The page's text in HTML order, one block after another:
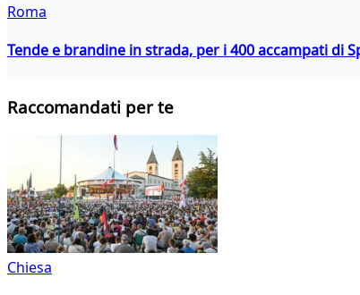
Roma
Tende e brandine in strada, per i 400 accampati di
Raccomandati per te
Chiesa